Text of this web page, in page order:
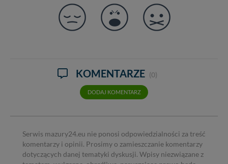
KOMENTARZE (0)
DODAJ KOMENTARZ
Serwis mazury24.eu nie ponosi odpowiedzialności za treść
komentarzy i opinii. Prosimy o zamieszczanie komentarzy
dotyczących danej tematyki dyskusji. Wpisy niezwiązane z